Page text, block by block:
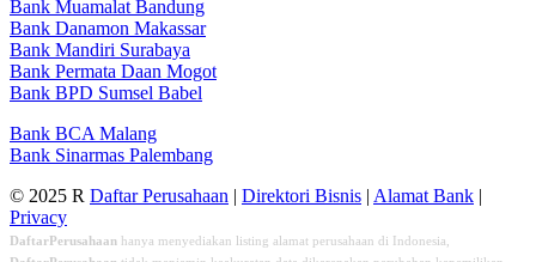
Bank Muamalat Bandung
Bank Danamon Makassar
Bank Mandiri Surabaya
Bank Permata Daan Mogot
Bank BPD Sumsel Babel
Bank BCA Malang
Bank Sinarmas Palembang
© 2025 R Daftar Perusahaan | Direktori Bisnis | Alamat Bank |
Privacy
DaftarPerusahaan hanya menyediakan listing alamat perusahaan di Indonesia,